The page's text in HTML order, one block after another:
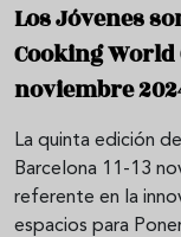
Los Jóvenes
Cooking World
noviembre
La quinta edición
Barcelona 11-13
referente en la
espacios para